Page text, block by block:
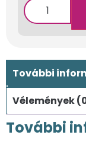
További
Vélemények
További